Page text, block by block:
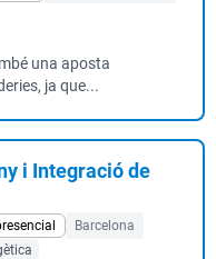
una aposta
ja que...
i Integració de
Barcelona